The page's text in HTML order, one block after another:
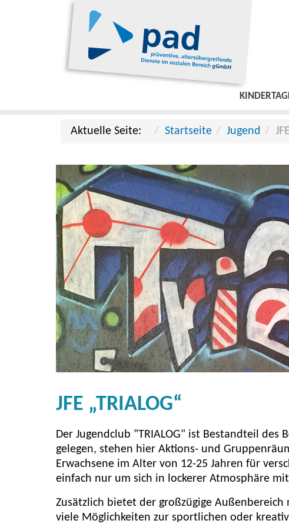
Aktuelle Seite: Startseite Jugend
JFE „TRIALOG“
Der Jugendclub "TRIALOG" ist Bestandteil
gelegen, stehen hier Aktions- und
Erwachsene im Alter von 12-25 Jahren für
einfach nur um sich in lockerer Atmosphäre
Zusätzlich bietet der großzügige
viele Möglichkeiten zur sportlichen oder